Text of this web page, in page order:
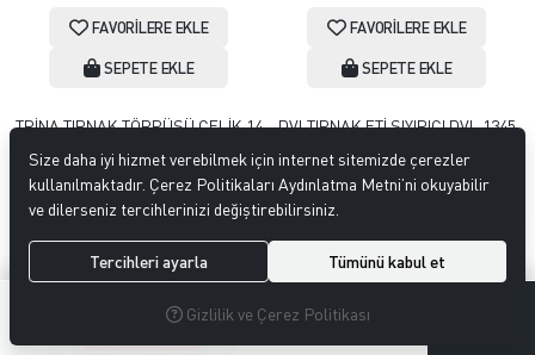
FAVORILERE EKLE
SEPETE EKLE
TRİNA TIRNAK TÖRPÜSÜ ÇELİK 14
73,10 85,00
FAVORILERE EKLE
SEPETE EKLE
DVLTIRNAK ETİ SIYIRICI DVL 1345
43,00
Size daha iyi hizmet verebilmek için internet sitemizde çerezler
kullanılmaktadır. Çerez Politikaları Aydınlatma Metni’ni okuyabilir
ve dilerseniz tercihlerinizi değiştirebilirsiniz.
Tercihleri ayarla Tümünü kabul et
Gizlilik ve Çerez Politikası